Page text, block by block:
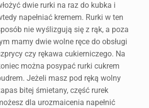
dwie rurki na raz do kubka i
napełniać kremem. Rurki w ten
nie wyślizgują się z rąk, a poza
mamy dwie wolne ręce do obsługi
czy rękawa cukierniczego. Na
można posypać rurki cukrem
Jeżeli masz pod ręką wolny
bitej śmietany, część rurek
dla urozmaicenia napełnić